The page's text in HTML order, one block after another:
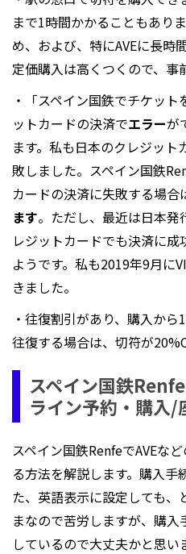
まで1時間かかることもあり
め、および、特にAVEに長時
定価購入は高くつくので、事
・「スペイン国鉄でチケット
ットカードの決済でエラーが
ます。私も日本のクレジッ
敗しました。スペイン国鉄
カードの決済に失敗する場合
ます。ただし、最近は日本発
レジットカードでも決済に
ようです。私も2019年9月に
きました。
・往復割引があり、購入か
往復する場合は、切符が
スペイン国鉄
ライン予約・購入/
スペイン国鉄RenfeでAVEな
る方法を解説します。購入手
た、英語表示に設定しても、
まなので苦労しますが、購
しているので大丈夫かと思い